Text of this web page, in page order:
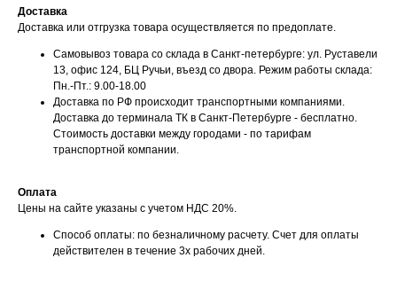
Доставка
Доставка или отгрузка товара осуществляется по предоплате.
Самовывоз товара со склада в Санкт-петербурге: ул. Руставели
13, офис 124, БЦ Ручьи, въезд со двора. Режим работы склада:
Пн.-Пт.: 9.00-18.00
Доставка по РФ происходит транспортными компаниями.
Доставка до терминала ТК в Санкт-Петербурге - бесплатно.
Стоимость доставки между городами - по тарифам
транспортной компании.
Оплата
Цены на сайте указаны с учетом НДС 20%.
Способ оплаты: по безналичному расчету. Счет для оплаты
действителен в течение 3х рабочих дней.